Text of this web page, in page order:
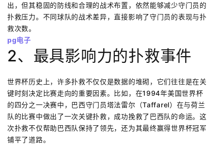
出，但其稳固的防线和合理的战术布置，依然能够减少守门员的
扑救压力。不同球队的战术差异，直接影响了守门员的表现与扑
救次数。
pg电子
2、最具影响力的扑救事件
世界杯历史上，许多扑救不仅仅是数据的堆砌，它们往往是在关
键时刻决定比赛走向的重要因素。比如，在1994年美国世界杯
的四分之一决赛中，巴西守门员塔法雷尔（Taffarel）在与荷兰
队的比赛中做出了一次关键扑救，成功挽救了巴西队的命运。这
次扑救不仅帮助巴西队保持了领先，还为其最终赢得世界杯冠军
铺平了道路。